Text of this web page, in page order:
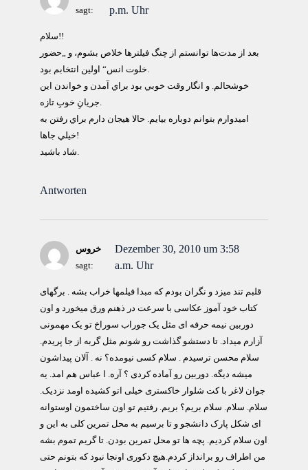
sagt: p.m. Uhr
سلام!!
بعد از مدت‌ها توانستم از چنگ فيلترها خلاص بشوم، و „حضور
خلوت انس“ اولين انتخابم بود.
خوشحالم. و انگار وقت خوبي بود براي آمدن و خواندن اين
جريانِ خوبِ تازه.
اميدوارم بتوانم دوباره بيايم. حالا هيجان دارم براي رفتن به
خيلي جاها!
شاد باشيد.
Antworten
خروس
sagt:
Dezember 30, 2010 um 3:58
a.m. Uhr
قلبم تند میزد و نگران بودم که مبدا فیلمها خراب بشه . برگهای
کتاب خود آموز عکاسی با سرعت در ذهنم ورق میخورد و اون
دوربین نیمه حرفه ای مثل یک جوراب سوراخ تو یک مهمونی
آزارم میداد. تا دستشو گذاشت رو شونم مثل گربه از جا پریدم.
سلام محسن ترسیدم . سلام کسی نیومده؟ نه . آلان پیداشون
میشه دیگه. دوربین رو آماده کردی ؟ آره. ا عباس هم امد. یه
جوان لاغر با کت شلوار خاکستری خیلی اتو کشیده اومد نزدیک.
سلام. سلام. سلام بریم؟ بریم. رفتیم تو اون ساختمون اوستوانه
ای شکل پارک دانشجو و تا برسیم به محل تمرین کلی به این و
اون سلام کردیم. پچه ها تو محل تمرین بودن. تا گریم تموم بشه
من اطراف رو برانداز کردم.هیچ دکوری اونجا نبود که بتونم حتی